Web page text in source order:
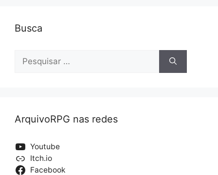
Busca
por:
ArquivoRPG nas redes
Youtube
Itch.io
Facebook